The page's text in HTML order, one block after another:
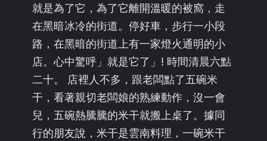
就是為了它，為了它離開溫暖的被窩，走
在黑暗冰冷的街道。停好車，步行一小段
路，在黑暗的街道上有一家燈火通明的小
店。心中驚呼」就是它了」! 時間清晨六點
二十。 店裡人不多，跟老闆點了五碗米
干，看著親切老闆娘的熟練動作，沒一會
兒，五碗熱騰騰的米干就搬上桌了。據同
行的朋友說，米干是雲南料理，一碗米干